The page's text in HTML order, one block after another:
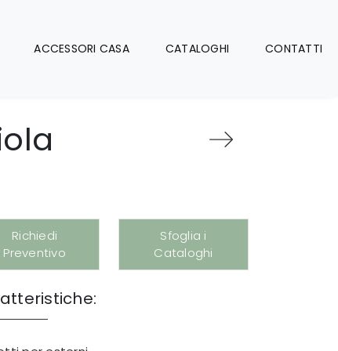
ACCESSORI CASA CATALOGHI CONTATTI
Richiedi
Preventivo
Sfoglia i
Cataloghi